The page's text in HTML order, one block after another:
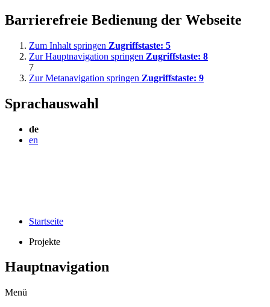
Barrierefreie Bedienung der Webseite
Zum Inhalt springen Zugriffstaste: 5
Zur Hauptnavigation springen Zugriffstaste: 8
7
Zur Metanavigation springen Zugriffstaste: 9
Sprachauswahl
de
en
Startseite
Projekte
Hauptnavigation
Menü